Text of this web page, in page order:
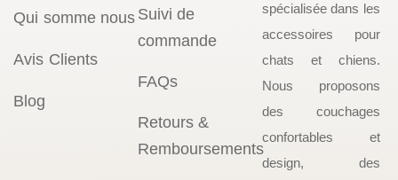
Qui somme nous
Avis Clients
Blog
Suivi de
commande
FAQs
Retours &
Remboursements
spécialisée dans les
accessoires pour
chats et chiens.
Nous proposons
des couchages
confortables et
design, des